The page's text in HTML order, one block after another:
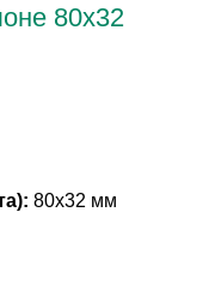
80х32
80х32 мм